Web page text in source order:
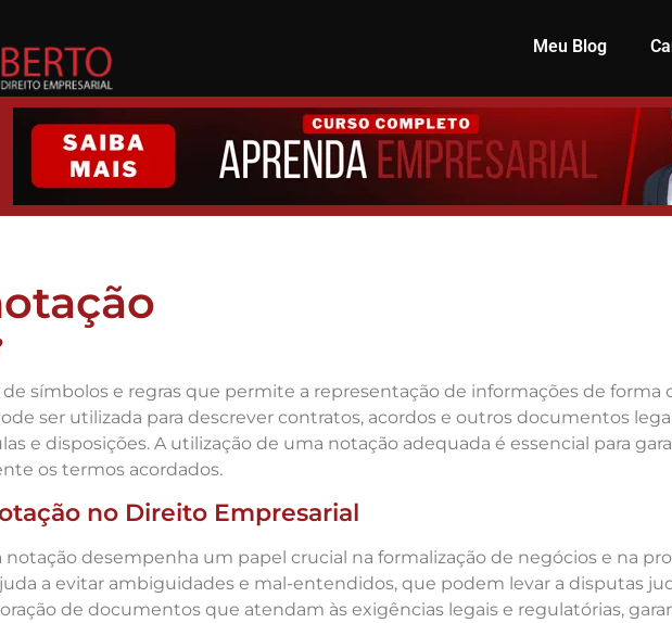
Meu Blog
símbolos e regras que permite a representação de informações de forma
ser utilizada para descrever contratos, acordos e outros documentos
e disposições. A utilização de uma notação adequada é essencial para
os termos acordados.
no Direito Empresarial
notação desempenha um papel crucial na formalização de negócios e na
a evitar ambiguidades e mal-entendidos, que podem levar a disputas
de documentos que atendam às exigências legais e regulatórias,